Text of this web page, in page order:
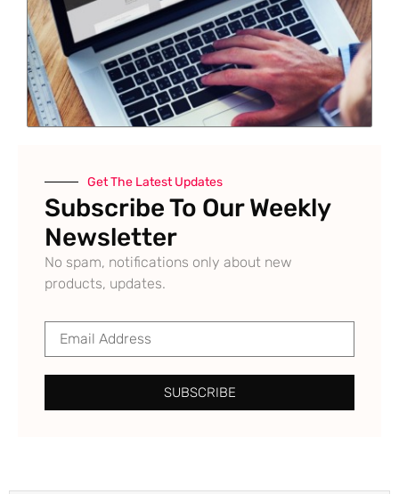
Get The Latest Updates
Subscribe To Our Weekly
Newsletter
No spam, notifications only about new
products, updates.
SUBSCRIBE